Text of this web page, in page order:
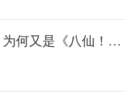
好评中国丨《哪吒》之后，为何又是《八仙！》？